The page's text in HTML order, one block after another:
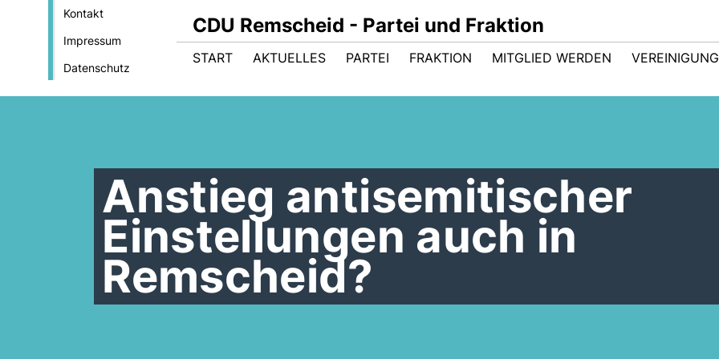
Kontakt
Impressum
Datenschutz
CDU Remscheid - Partei und Fraktion
START AKTUELLES PARTEI FRAKTION MITGLIED WERDEN
Anstieg antisemitischer
Einstellungen auch in
Remscheid?